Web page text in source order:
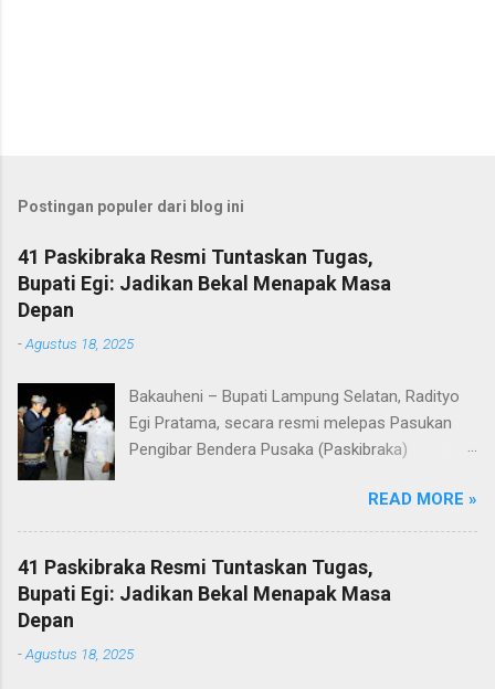
Postingan populer dari blog ini
41 Paskibraka Resmi Tuntaskan Tugas,
Bupati Egi: Jadikan Bekal Menapak Masa
Depan
-Agustus 18, 2025
Bakauheni – Bupati Lampung Selatan, Radityo
Egi Pratama, secara resmi melepas Pasukan
Pengibar Bendera Pusaka (Paskibraka)
Pelepasan dilakukan usai upacara penurunan
bendera di Lapangan Menara Siger, Bakauheni,
Minggu malam (17/8/2025). Sebanyak 41
anggota Paskibraka yang sebelumnya sukses
mengibarkan Sang Saka Merah Putih pada
Indonesia di Kabupaten Lampung Selatan, kini
READ MORE »
41 Paskibraka Resmi Tuntaskan Tugas,
Bupati Egi: Jadikan Bekal Menapak Masa
Depan
-Agustus 18, 2025